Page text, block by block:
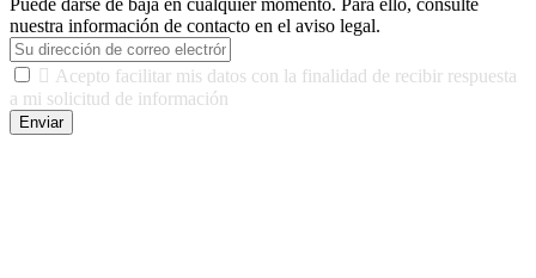
nuestra información de contacto en el aviso legal.
 Acepto facilitar mis datos con la finalidad de recibir respuesta
a mi solicitud de información
Enviar